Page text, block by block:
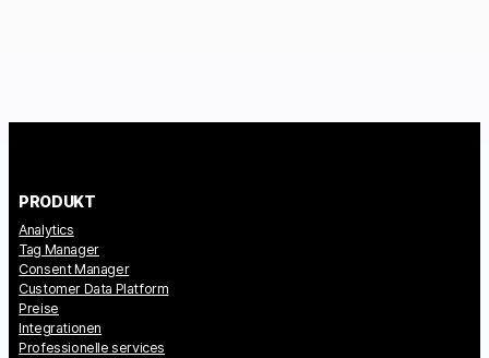
PRODUKT
Analytics
Tag Manager
Consent Manager
Customer Data Platform
Preise
Integrationen
Professionelle services